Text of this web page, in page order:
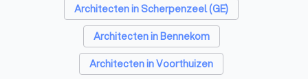
Schoorsteenvegers in Lunteren
Hekwerkspecialisten in Lunteren
Interieurstylisten in Lunteren
Architecten in Scherpenzeel (GE)
Architecten in Bennekom
Architecten in Voorthuizen